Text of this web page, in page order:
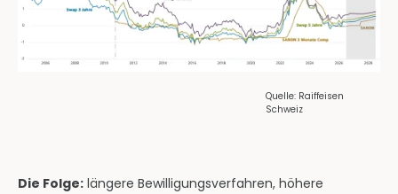
Quelle: Raiffeisen
Schweiz
Die Folge: längere Bewilligungsverfahren, höhere